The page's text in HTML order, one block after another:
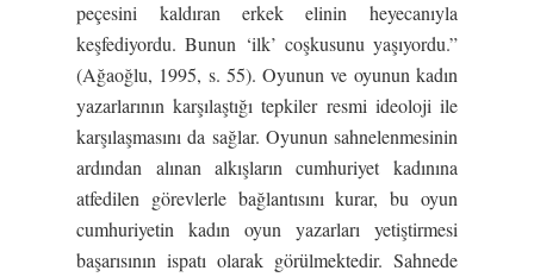
peçesini kaldıran erkek elinin heyecanıyla
keşfediyordu. Bunun ‘ilk’ coşkusunu yaşıyordu.”
(Ağaoğlu, 1995, s. 55). Oyunun ve oyunun kadın
yazarlarının karşılaştığı tepkiler resmi ideoloji ile
karşılaşmasını da sağlar. Oyunun sahnelenmesinin
ardından alınan alkışların cumhuriyet kadınına
atfedilen görevlerle bağlantısını kurar, bu oyun
cumhuriyetin kadın oyun yazarları yetiştirmesi
başarısının ispatı olarak görülmektedir. Sahnede